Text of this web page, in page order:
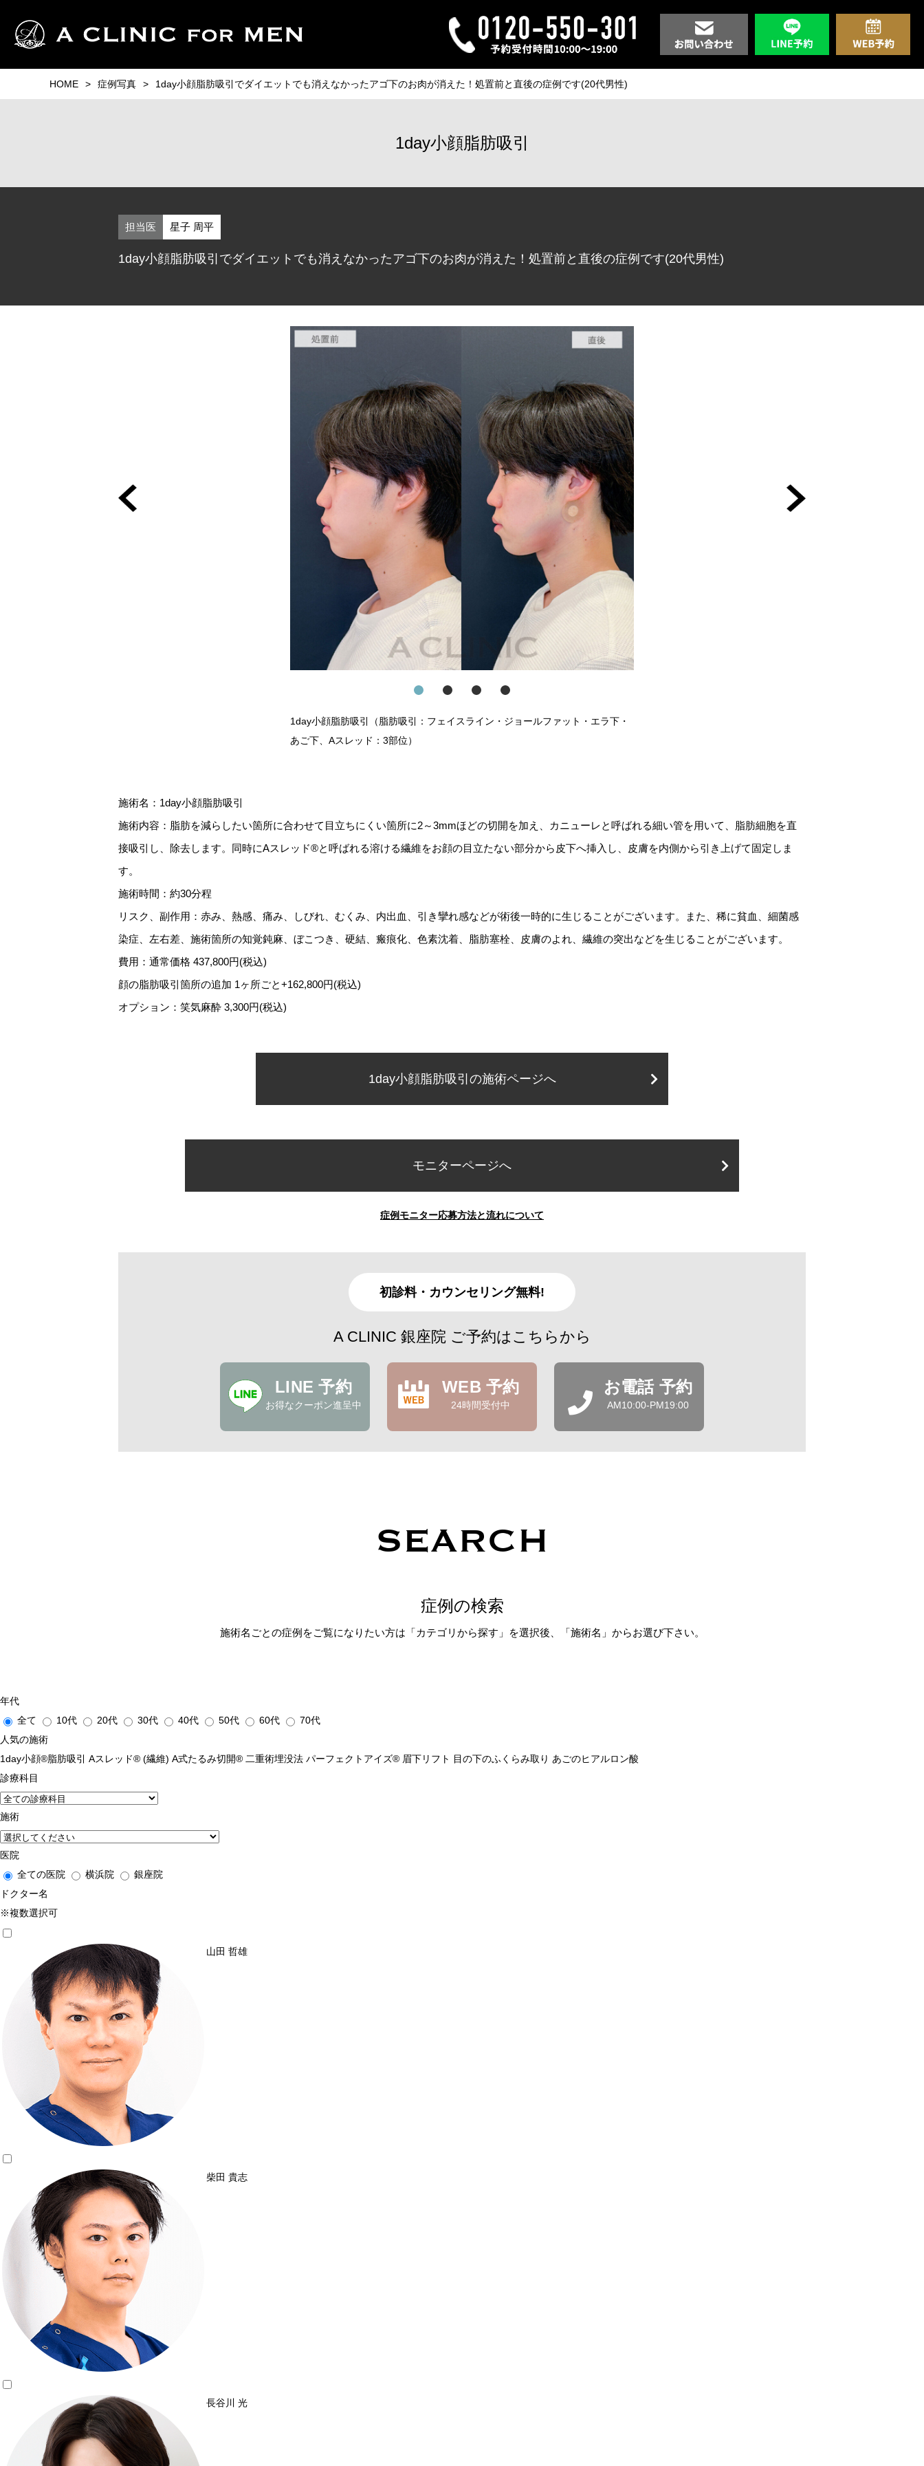
HOME 症例写真 1day小顔脂肪吸引でダイエットでも消えなかったアゴ下のお肉が消えた！処置前と直後の症例です(20代男性)
1day小顔脂肪吸引
担当医 星子 周平
1day小顔脂肪吸引でダイエットでも消えなかったアゴ下のお肉が消えた！処置前と直後の症例です(20代男性)
1day小顔脂肪吸引（脂肪吸引：フェイスライン・ジョールファット・エラ下・
あご下、Aスレッド：3部位）
施術名：1day小顔脂肪吸引
施術内容：脂肪を減らしたい箇所に合わせて目立ちにくい箇所に2～3mmほどの切開を加え、カニューレと呼ばれる細い管を用いて、脂肪細胞を直
接吸引し、除去します。同時にAスレッド®と呼ばれる溶ける繊維をお顔の目立たない部分から皮下へ挿入し、皮膚を内側から引き上げて固定しま
す。
施術時間：約30分程
リスク、副作用：赤み、熱感、痛み、しびれ、むくみ、内出血、引き攣れ感などが術後一時的に生じることがございます。また、稀に貧血、細菌感
染症、左右差、施術箇所の知覚鈍麻、ぼこつき、硬結、瘢痕化、色素沈着、脂肪塞栓、皮膚のよれ、繊維の突出などを生じることがございます。
費用：通常価格 437,800円(税込)
顔の脂肪吸引箇所の追加 1ヶ所ごと+162,800円(税込)
オプション：笑気麻酔 3,300円(税込)
1day小顔脂肪吸引の施術ページへ
モニターページへ
症例モニター応募方法と流れについて
初診料・カウンセリング無料!
A CLINIC 銀座院 ご予約はこちらから
LINE 予約
お得なクーポン進呈中
WEB 予約
24時間受付中
お電話 予約
AM10:00-PM19:00
SEARCH
症例の検索
施術名ごとの症例をご覧になりたい方は「カテゴリから探す」を選択後、「施術名」からお選び下さい。
年代
全て
10代 20代 30代 40代 50代 60代
70代
人気の施術
1day小顔®脂肪吸引
Aスレッド® (繊維) A式たるみ切開® 二重術埋没法 パーフェクトアイズ® 眉下リフト 目の下のふくらみ取り あごのヒアルロン酸
診療科目
施術
医院
全ての医院
横浜院
銀座院
ドクター名
※複数選択可
山田 哲雄
柴田 貴志
長谷川 光